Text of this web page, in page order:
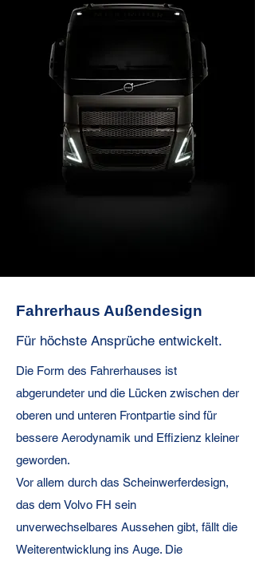
Fahrerhaus Außendesign
Für höchste Ansprüche entwickelt.
Die Form des Fahrerhauses ist
abgerundeter und die Lücken zwischen der
oberen und unteren Frontpartie sind für
bessere Aerodynamik und Effizienz kleiner
geworden.
Vor allem durch das Scheinwerferdesign,
das dem Volvo FH sein
unverwechselbares Aussehen gibt, fällt die
Weiterentwicklung ins Auge. Die